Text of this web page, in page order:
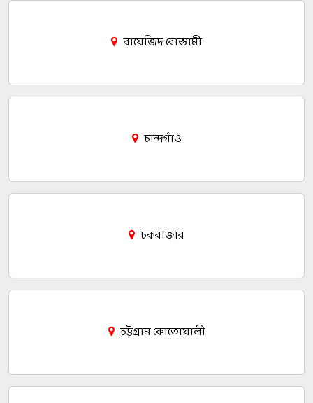
বায়েজিদ বোস্তামী
চান্দগাঁও
চকবাজার
চট্টগ্রাম কোতোয়ালী